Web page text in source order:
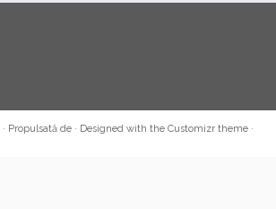
· Propulsată de· Designed with the Customizr theme·